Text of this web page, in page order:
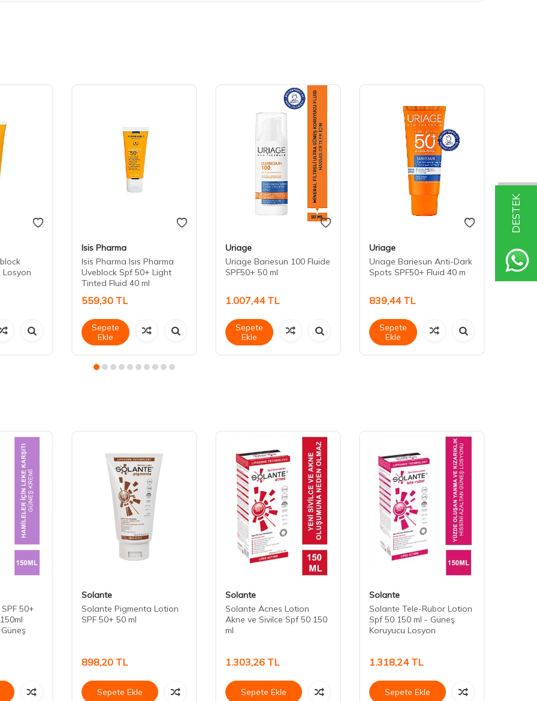
DESTEK
Losyon
Isis Pharma
Isis Pharma Isıs Pharma
Uveblock Spf 50+ Light
Tinted Fluid 40 ml
559,30 TL
Sepete
Ekle
Uriage
Uriage Bariesun 100 Fluide
SPF50+ 50 ml
1.007,44TL
Sepete
Ekle
Uriage
Uriage Bariesun Anti-Dark
Spots SPF50+ Fluid 40 m
839,44TL
Sepete
Ekle
Light
50+
Solante
Solante Pigmenta Lotion
SPF 50+ 50 ml
898,20 TL
Sepete Ekle
Solante
Solante Acnes Lotion
Akne ve Sivilce Spf 50 150
ml
1.303,26 TL
Sepete Ekle
Solante
Solante Tele-Rubor Lotion
Spf 50 150 ml - Güneş
Koruyucu Losyon
1.318,24TL
Sepete Ekle